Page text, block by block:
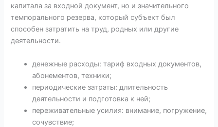
капитала за входной документ, но и значительного
темпорального резерва, который субъект был
способен затратить на труд, родных или другие
деятельности.
денежные расходы: тариф входных документов,
абонементов, техники;
периодические затраты: длительность
деятельности и подготовка к ней;
переживательные усилия: внимание, погружение,
сочувствие;